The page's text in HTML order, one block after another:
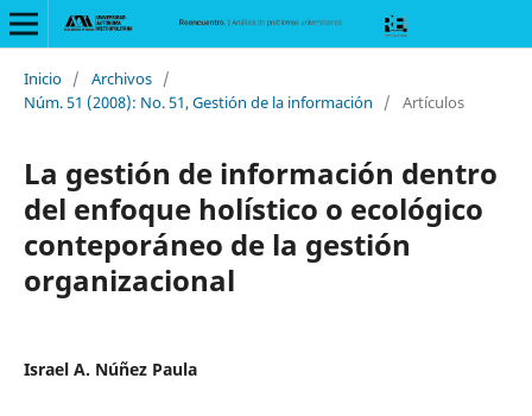
Inicio / Archivos /
Núm. 51 (2008): No. 51, Gestión de la información
/ Artículos
La gestión de información dentro
del enfoque holístico o ecológico
conteporáneo de la gestión
organizacional
Israel A. Núñez Paula